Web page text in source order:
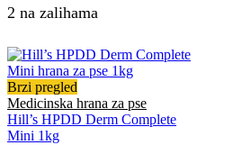
2 na zalihama
Brzi pregled
Medicinska hrana za pse
Hill’s HPDD Derm Complete
Mini 1kg